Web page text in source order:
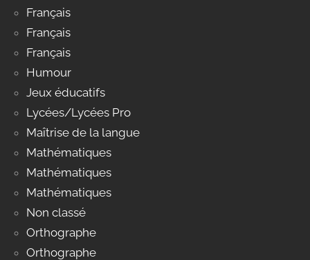
Français
Français
Français
Humour
Jeux éducatifs
Lycées/Lycées Pro
Maîtrise de la langue
Mathématiques
Mathématiques
Mathématiques
Non classé
Orthographe
Orthographe